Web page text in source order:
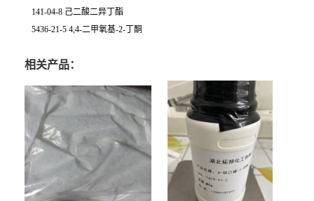
141-04-8 己二酸二异丁酯
5436-21-5 4,4-二甲氧基-2-丁酮
相关产品：